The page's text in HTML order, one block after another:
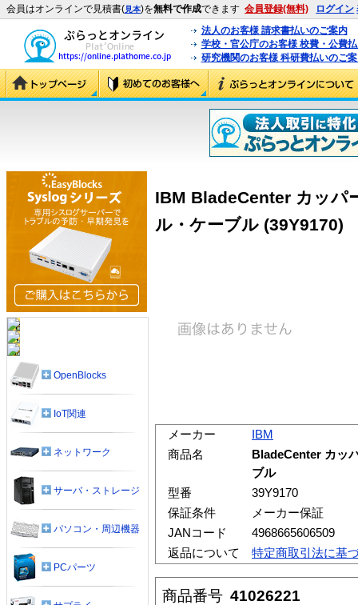
会員はオンラインで見積書(見本)を無料で作成できます 会員登録(無料) ログイン
法人のお客様 請求書払いのご案内
学校・官公庁のお客様 校費・公費
研究機関のお客様 科研費払いのご
IBM BladeCenter カッパ
ル・ケーブル (39Y9170)
メーカー
IBM
商品名
BladeCenter カッ
ブル
型番
39Y9170
保証条件
メーカー保証
JANコード
4968665606509
返品について
特定商取引法に基
商品番号 41026221
OpenBlocks
IoT関連
ネットワーク
サーバ・ストレージ
パソコン・周辺機器
PCパーツ